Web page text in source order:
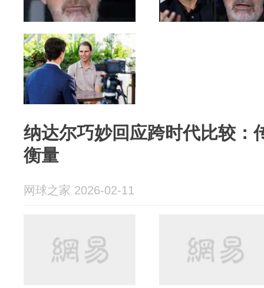
纳达尔巧妙回应跨时代比较：
衡量
网球之家 2026-02-11